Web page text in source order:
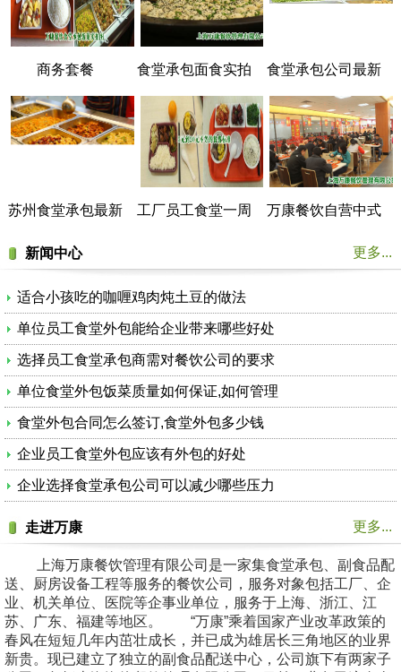
商务套餐 食堂承包面食实拍
食堂承包公司最新
苏州食堂承包最新
工厂员工食堂一周
万康餐饮自营中式
更多...
新闻中心
适合小孩吃的咖喱鸡肉炖土豆的做法
单位员工食堂外包能给企业带来哪些好处
选择员工食堂承包商需对餐饮公司的要求
单位食堂外包饭菜质量如何保证,如何管理
食堂外包合同怎么签订,食堂外包多少钱
企业员工食堂外包应该有外包的好处
企业选择食堂承包公司可以减少哪些压力
更多...
走进万康
上海万康餐饮管理有限公司是一家集食堂承包、副食品配
送、厨房设备工程等服务的餐饮公司，服务对象包括工厂、企
业、机关单位、医院等企事业单位，服务于上海、浙江、江
苏、广东、福建等地区。 “万康”乘着国家产业改革政策的
春风在短短几年内茁壮成长，并已成为雄居长三角地区的业界
新贵。现已建立了独立的副食品配送中心，公司旗下有两家子